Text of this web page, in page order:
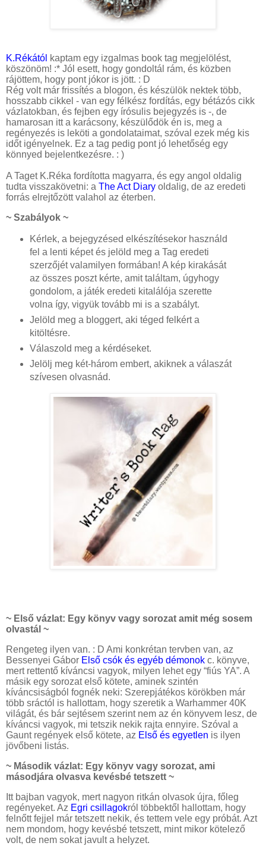
K.Rékától kaptam egy izgalmas book tag megjelölést,
köszönöm! :* Jól esett, hogy gondoltál rám, és közben
rájöttem, hogy pont jókor is jött. : D
Rég volt már frissítés a blogon, és készülök nektek több,
hosszabb cikkel - van egy félkész fordítás, egy bétázós cikk
vázlatokban, és fejben egy írósulis bejegyzés is -, de
hamarosan itt a karácsony, készülődök én is, meg a
regényezés is leköti a gondolataimat, szóval ezek még kis
időt igényelnek. Ez a tag pedig pont jó lehetőség egy
könnyed bejelentkezésre. : )
A Taget K.Réka fordította magyarra, és egy angol oldalig
tudta visszakövetni: a The Act Diary oldalig, de az eredeti
forrás elrejtőzött valahol az éterben.
~ Szabályok ~
Kérlek, a bejegyzésed elkészítésekor használd
fel a lenti képet és jelöld meg a Tag eredeti
szerzőjét valamilyen formában! A kép kirakását
az összes poszt kérte, amit találtam, úgyhogy
gondolom, a játék eredeti kitalálója szerette
volna így, vigyük tovább mi is a szabályt.
Jelöld meg a bloggert, aki téged felkért a
kitöltésre.
Válaszold meg a kérdéseket.
Jelölj meg két-három embert, akiknek a válaszát
szívesen olvasnád.
~ Első vázlat: Egy könyv vagy sorozat amit még sosem
olvastál ~
Rengeteg ilyen van. : D Ami konkrétan tervben van, az
Bessenyei Gábor Első csók és egyéb démonok c. könyve,
mert rettentő kíváncsi vagyok, milyen lehet egy “fiús YA”. A
másik egy sorozat első kötete, aminek szintén
kíváncsiságból fognék neki: Szerepjátékos körökben már
több sráctól is hallottam, hogy szeretik a Warhammer 40K
világát, és bár sejtésem szerint nem az én könyvem lesz, de
kíváncsi vagyok, mi tetszik nekik rajta ennyire. Szóval a
Gaunt regények első kötete, az Első és egyetlen is ilyen
jövőbeni listás.
~ Második vázlat: Egy könyv vagy sorozat, ami
másodjára olvasva kevésbé tetszett ~
Itt bajban vagyok, mert nagyon ritkán olvasok újra, főleg
regényeket. Az Egri csillagokról többektől hallottam, hogy
felnőtt fejjel már tetszett nekik, és tettem vele egy próbát. Azt
nem mondom, hogy kevésbé tetszett, mint mikor kötelező
volt, de nem sokat javult a helyzet.